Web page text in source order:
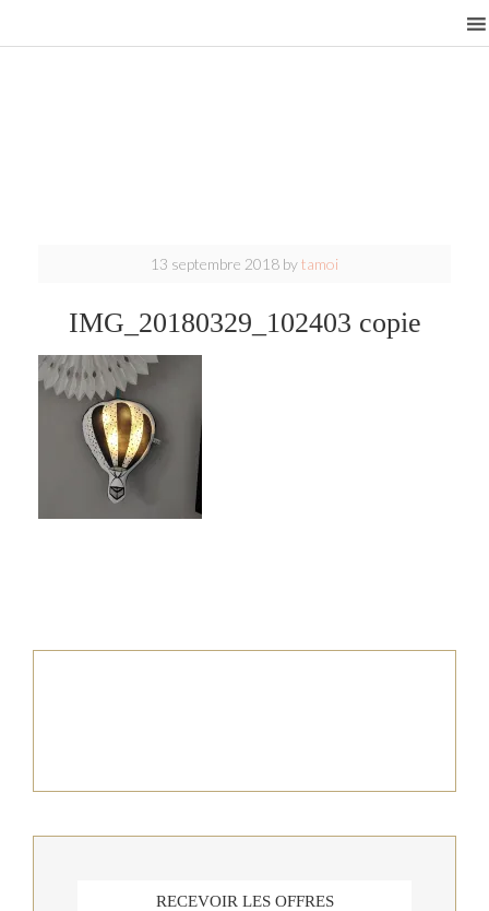
13 septembre 2018 bytamoi
IMG_20180329_102403 copie
RECEVOIR LES OFFRES